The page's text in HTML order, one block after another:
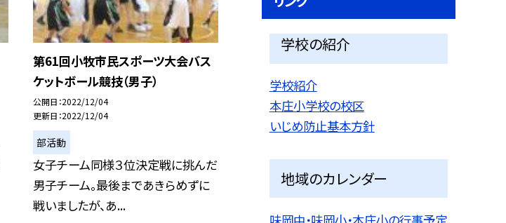
第61回小牧市民スポーツ大会バス
ケットボール競技（男子）
公開日 2022/12/04
更新日 2022/12/04
部活動
女子チーム同様３位決定戦に挑んだ
男子チーム。最後まであきらめずに
戦いましたが、あ...
学校の紹介
学校紹介
本庄小学校の校区
いじめ防止基本方針
地域のカレンダー